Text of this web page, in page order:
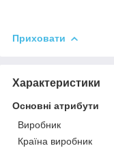
Приховати
Характеристики
Основні атрибути
Виробник
Країна виробник